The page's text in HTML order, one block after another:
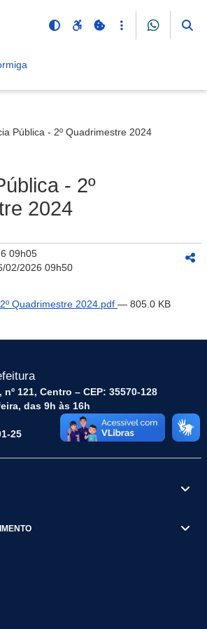
Pública - 2º Quadrimestre 2024
- 2º
2024
09h05
02/2026 09h50
Quadrimestre 2024.pdf — 805.0 KB
121, Centro – CEP: 35570-128
das 9h às 16h
25